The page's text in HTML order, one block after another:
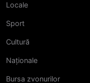
Locale
Sport
Cultură
Naționale
Bursa zvonurilor